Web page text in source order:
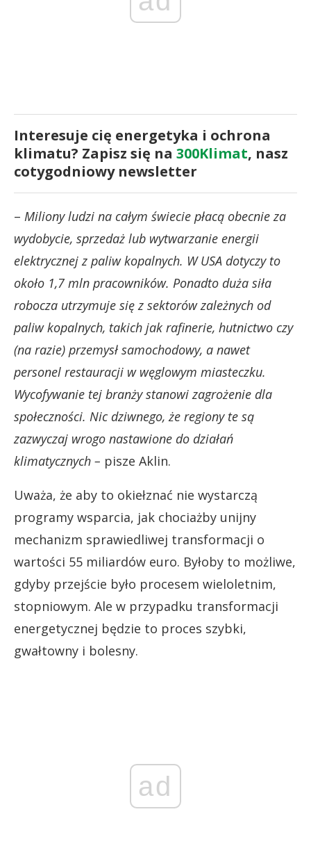
Interesuje cię energetyka i ochrona
klimatu? Zapisz się na 300Klimat, nasz
cotygodniowy newsletter
– Miliony ludzi na całym świecie płacą obecnie za
wydobycie, sprzedaż lub wytwarzanie energii
elektrycznej z paliw kopalnych. W USA dotyczy to
około 1,7 mln pracowników. Ponadto duża siła
robocza utrzymuje się z sektorów zależnych od
paliw kopalnych, takich jak rafinerie, hutnictwo czy
(na razie) przemysł samochodowy, a nawet
personel restauracji w węglowym miasteczku.
Wycofywanie tej branży stanowi zagrożenie dla
społeczności. Nic dziwnego, że regiony te są
zazwyczaj wrogo nastawione do działań
klimatycznych – pisze Aklin.
Uważa, że aby to okiełznać nie wystarczą
programy wsparcia, jak chociażby unijny
mechanizm sprawiedliwej transformacji o
wartości 55 miliardów euro. Byłoby to możliwe,
gdyby przejście było procesem wieloletnim,
stopniowym. Ale w przypadku transformacji
energetycznej będzie to proces szybki,
gwałtowny i bolesny.
ad